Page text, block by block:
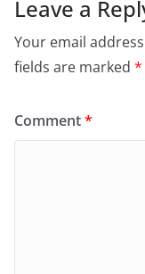
Leave a
Your email
fields are marked *
Comment*